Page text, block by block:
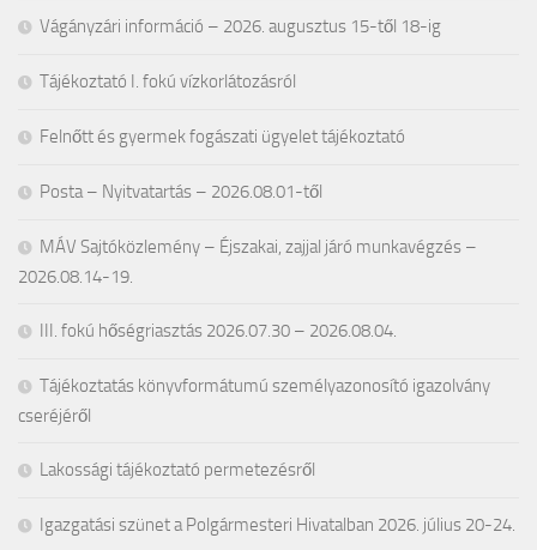
Vágányzári információ – 2026. augusztus 15-től 18-ig
Tájékoztató I. fokú vízkorlátozásról
Felnőtt és gyermek fogászati ügyelet tájékoztató
Posta – Nyitvatartás – 2026.08.01-től
MÁV Sajtóközlemény – Éjszakai, zajjal járó munkavégzés –
2026.08.14-19.
III. fokú hőségriasztás 2026.07.30 – 2026.08.04.
Tájékoztatás könyvformátumú személyazonosító igazolvány
cseréjéről
Lakossági tájékoztató permetezésről
Igazgatási szünet a Polgármesteri Hivatalban 2026. július 20-24.